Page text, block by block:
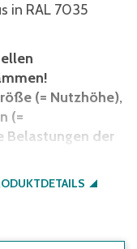
in RAL 7035
(= Nutzhöhe),
(=
Belastungen der
Belastungen in